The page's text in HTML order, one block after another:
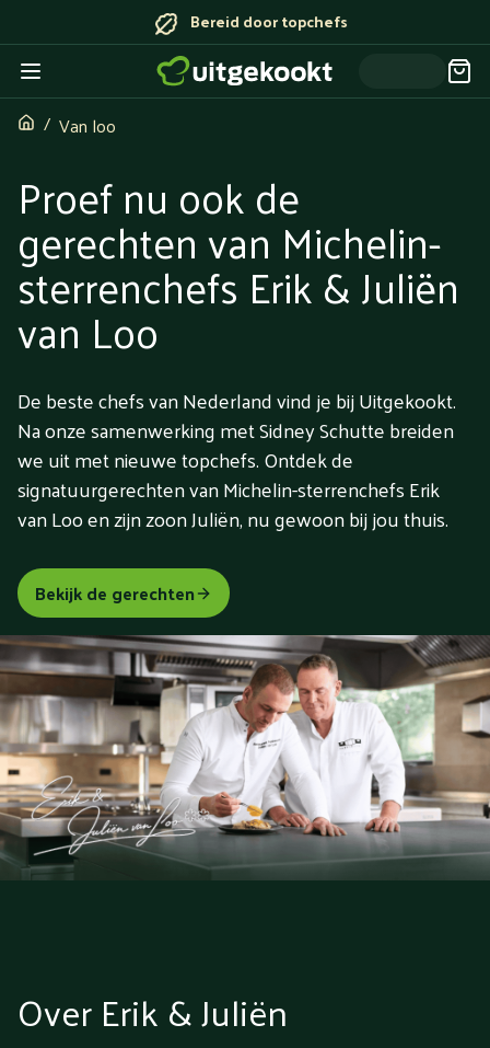
Bereid door topchefs
Van loo
Proef nu ook de
gerechten van Michelin-
sterrenchefs Erik & Juliën
van Loo
De beste chefs van Nederland vind je bij Uitgekookt.
Na onze samenwerking met Sidney Schutte breiden
we uit met nieuwe topchefs. Ontdek de
signatuurgerechten van Michelin-sterrenchefs Erik
van Loo en zijn zoon Juliën, nu gewoon bij jou thuis.
Bekijk de gerechten
Over Erik & Juliën